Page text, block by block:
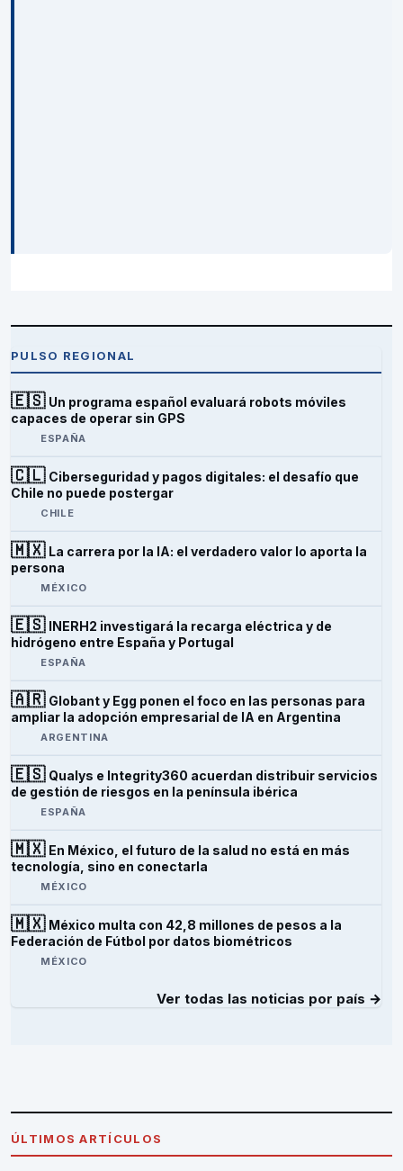
PULSO REGIONAL
🇪🇸 Un programa español evaluará robots móviles
capaces de operar sin GPS
ESPAÑA
🇨🇱 Ciberseguridad y pagos digitales: el desafío que
Chile no puede postergar
CHILE
🇲🇽 La carrera por la IA: el verdadero valor lo aporta la
persona
MÉXICO
🇪🇸 INERH2 investigará la recarga eléctrica y de
hidrógeno entre España y Portugal
ESPAÑA
🇦🇷 Globant y Egg ponen el foco en las personas para
ampliar la adopción empresarial de IA en Argentina
ARGENTINA
🇪🇸 Qualys e Integrity360 acuerdan distribuir servicios
de gestión de riesgos en la península ibérica
ESPAÑA
🇲🇽 En México, el futuro de la salud no está en más
tecnología, sino en conectarla
MÉXICO
🇲🇽 México multa con 42,8 millones de pesos a la
Federación de Fútbol por datos biométricos
MÉXICO
Ver todas las noticias por país →
ÚLTIMOS ARTÍCULOS